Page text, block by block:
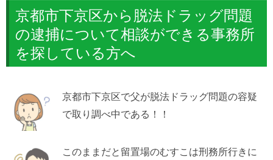
京都市下京区から脱法ドラッグ問題
の逮捕について相談ができる事務所
を探している方へ
京都市下京区で父が脱法ドラッグ問題の容疑
で取り調べ中である！！
このままだと留置場のむすこは刑務所行きに